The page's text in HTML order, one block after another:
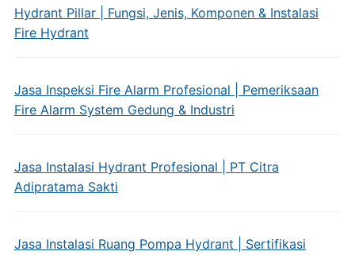
Hydrant Pillar | Fungsi, Jenis, Komponen & Instalasi
Fire Hydrant
Jasa Inspeksi Fire Alarm Profesional | Pemeriksaan
Fire Alarm System Gedung & Industri
Jasa Instalasi Hydrant Profesional | PT Citra
Adipratama Sakti
Jasa Instalasi Ruang Pompa Hydrant | Sertifikasi